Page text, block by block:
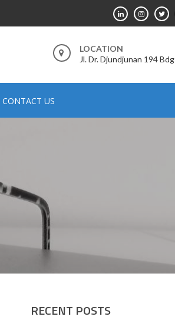
LOCATION
Jl. Dr. Djundjunan 194 Bdg
CONTACT US
RECENT POSTS